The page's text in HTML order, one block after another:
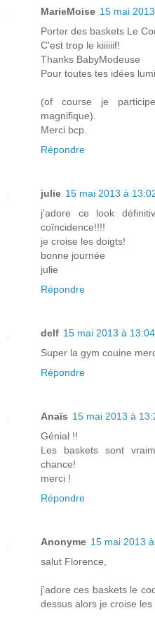
MarieMoise 15 mai
Porter des baskets Le
C'est trop le kiiiiiif!
Thanks BabyModeuse
Pour toutes tes idées
(of course je
magnifique).
Merci bcp.
Répondre
julie 15 mai 2013 à
j'adore ce look
coïncidence!!!!
je croise les doigts!
bonne journée
julie
Répondre
delf 15 mai 2013 à 13:04
Super la gym couine
Répondre
Anaïs 15 mai 2013 à
Génial !!
Les baskets sont
chance!
merci !
Répondre
Anonyme 15 mai 2013
salut Florence,
j'adore ces baskets le
dessus alors je croise les